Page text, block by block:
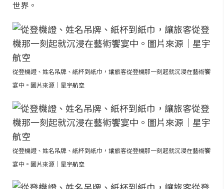
世界。
從登機證、姓名吊牌、紙杯到紙巾，讓旅客從登機那一刻起就沉浸在藝術饗
宴中。圖片來源｜星宇航空
從登機證、姓名吊牌、紙杯到紙巾，讓旅客從登機那一刻起就沉浸在藝術饗
宴中。圖片來源｜星宇航空